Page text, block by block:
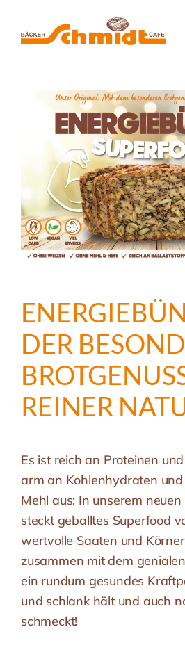
Zum Hauptinhalt springen
DER
REINER
Es ist reich an Proteinen
arm an Kohlenhydraten
Mehl aus: In unserem
steckt geballtes Superfood
wertvolle Saaten und
zusammen mit dem
ein rundum gesundes
und schlank hält und auch
schmeckt!